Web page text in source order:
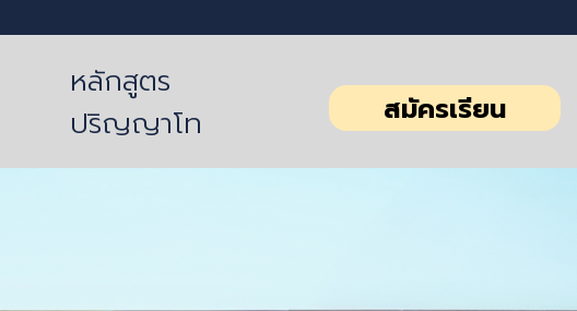
หลักสูตร
ปริญญาโท
สมัครเรียน